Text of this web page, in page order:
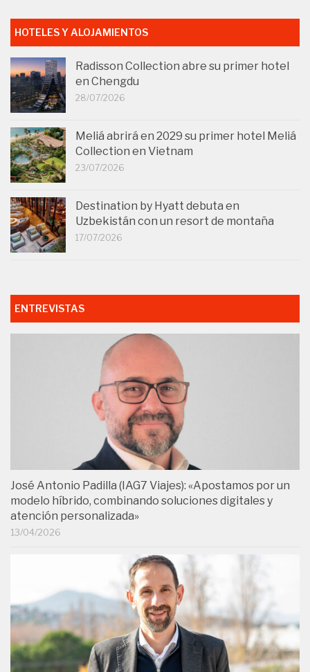
HOTELES Y ALOJAMIENTOS
Radisson Collection abre su primer hotel
en Chengdu
28/07/2026
Meliá abrirá en 2029 su primer hotel Meliá
Collection en Vietnam
23/07/2026
Destination by Hyatt debuta en
Uzbekistán con un resort de montaña
17/07/2026
ENTREVISTAS
José Antonio Padilla (IAG7 Viajes): «Apostamos por un
modelo híbrido, combinando soluciones digitales y
atención personalizada»
13/04/2026